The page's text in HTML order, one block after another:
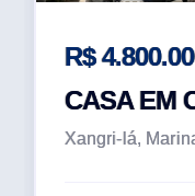
R$
CASA EM
Xangri-lá,